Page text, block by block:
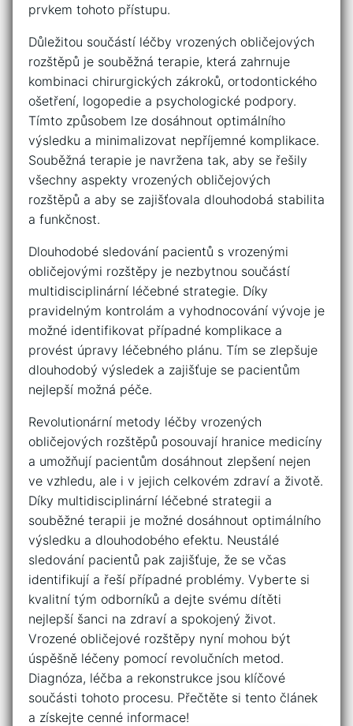
prvkem tohoto ‌přístupu.
Důležitou součástí léčby vrozených obličejových
rozštěpů ‍je souběžná terapie, která zahrnuje
kombinaci chirurgických ⁢zákroků,⁢ ortodontického
ošetření,​ logopedie a‌ psychologické​ podpory.
Tímto způsobem lze dosáhnout‌ optimálního
výsledku ​a minimalizovat nepříjemné komplikace.
Souběžná⁤ terapie je ⁤navržena tak, aby⁢ se řešily
⁣všechny aspekty vrozených obličejových
rozštěpů a aby ​se​ zajišťovala dlouhodobá ⁢stabilita
a funkčnost.
Dlouhodobé sledování pacientů⁣ s vrozenými
obličejovými‌ rozštěpy je nezbytnou ⁣součástí
multidisciplinární léčebné‌ strategie. Díky
pravidelným kontrolám ⁢a ⁢vyhodnocování vývoje ​je
možné⁤ identifikovat případné⁣ komplikace ⁤a
provést úpravy léčebného plánu. Tím​ se zlepšuje
⁣dlouhodobý⁤ výsledek a zajišťuje ​se​ pacientům
nejlepší‍ možná péče.
Revolutionární metody léčby vrozených
obličejových rozštěpů posouvají‍ hranice ‍medicíny
a‍ umožňují pacientům dosáhnout ⁣zlepšení nejen
ve‍ vzhledu, ale i⁤ v ⁢jejich celkovém zdraví a životě.
Díky multidisciplinární léčebné strategii a
souběžné terapii je možné ⁤dosáhnout optimálního⁤
výsledku a dlouhodobého‌ efektu. Neustálé
sledování pacientů pak zajišťuje,‍ že se‍ včas‌
identifikují a​ řeší případné problémy. ​Vyberte⁣ si
kvalitní tým odborníků a dejte ‌svému dítěti
nejlepší ‍šanci na zdraví a spokojený život.
Vrozené obličejové rozštěpy nyní mohou⁢ být
⁢úspěšně léčeny pomocí revolučních metod.
Diagnóza, ⁤léčba⁤ a rekonstrukce jsou klíčové
součásti tohoto procesu. Přečtěte si tento článek
a ‍získejte‍ cenné⁢ informace!⁣